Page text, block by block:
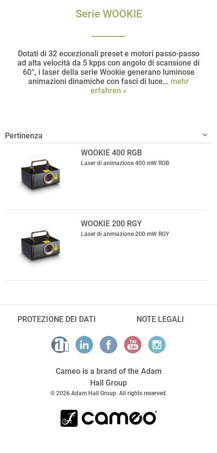
Serie WOOKIE
Dotati di 32 eccezionali preset e motori passo-passo
ad alta velocità da 5 kpps con angolo di scansione di
60°, i laser della serie Wookie generano luminose
animazioni dinamiche con fasci di luce... mehr
erfahren »
WOOKIE 400 RGB
Laser di animazione 400 mW RGB
WOOKIE 200 RGY
Laser di animazione 200 mW RGY
PROTEZIONE DEI DATI NOTE LEGALI
Cameo is a brand of the Adam
Hall Group
© 2026 Adam Hall Group. All rights reserved.